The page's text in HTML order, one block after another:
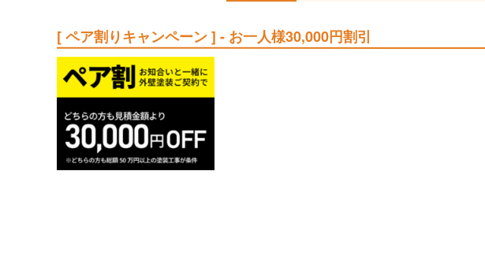
[ ペア割りキャンペーン ] - お一人様30,000円割引